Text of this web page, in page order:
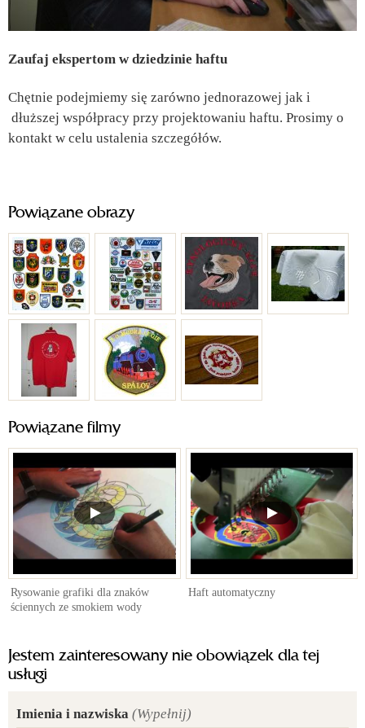
Zaufaj ekspertom w dziedzinie haftu
Chętnie podejmiemy się zarówno jednorazowej jak i
dłuższej współpracy przy projektowaniu haftu. Prosimy o
kontakt w celu ustalenia szczegółów.
Powiązane obrazy
Powiązane filmy
Rysowanie grafiki dla znaków
ściennych ze smokiem wody
Haft automatyczny
Jestem zainteresowany nie obowiązek dla tej
usługi
Imienia i nazwiska (Wypełnij)